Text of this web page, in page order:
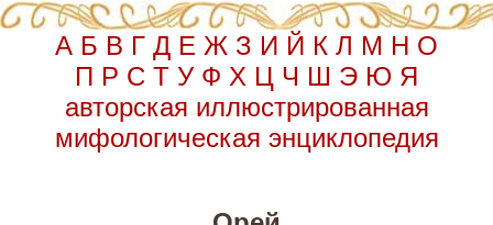
А Б В Г Д Е Ж З И Й К Л М Н О
П Р С Т У Ф Х Ц Ч Ш Э Ю Я
авторская иллюстрированная
мифологическая энциклопедия